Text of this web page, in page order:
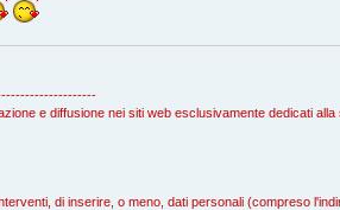
e diffusione nei siti web esclusivamente dedicati
di inserire, o meno, dati personali (compreso